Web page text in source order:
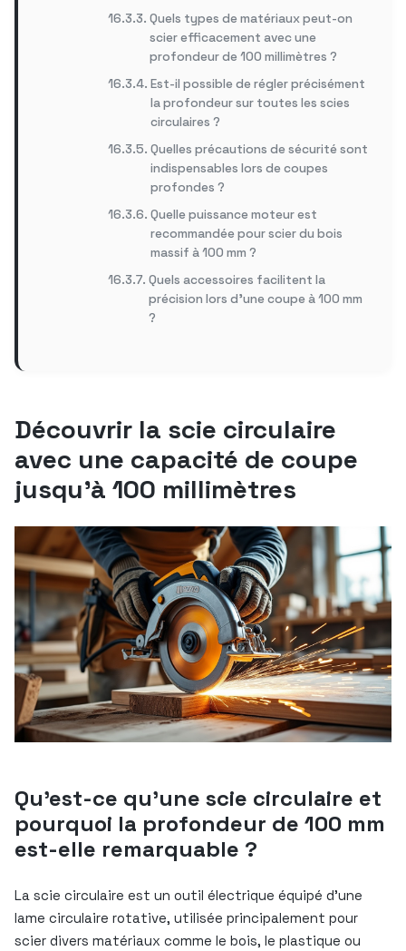
Quels types de matériaux peut-on
scier efficacement avec une
profondeur de 100 millimètres ?
Est-il possible de régler précisément
la profondeur sur toutes les scies
circulaires ?
Quelles précautions de sécurité sont
indispensables lors de coupes
profondes ?
Quelle puissance moteur est
recommandée pour scier du bois
massif à 100 mm ?
Quels accessoires facilitent la
précision lors d’une coupe à 100 mm
?
Découvrir la scie circulaire
avec une capacité de coupe
jusqu’à 100 millimètres
Qu’est-ce qu’une scie circulaire et
pourquoi la profondeur de 100 mm
est-elle remarquable ?
La scie circulaire est un outil électrique équipé d’une
lame circulaire rotative, utilisée principalement pour
scier divers matériaux comme le bois, le plastique ou